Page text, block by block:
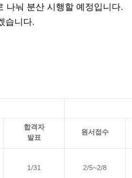
나눠 분산 시행할 예정입니다.
습니다.
합격자
발표
원서접수
1/31 2/5~2/8